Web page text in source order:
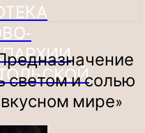
светом и солью
мире»